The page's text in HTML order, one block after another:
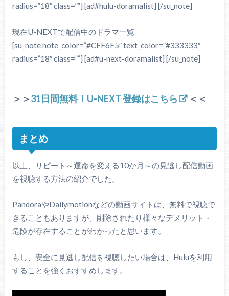
radius=”18″ class=””] [ad#hulu-doramalist] [/su_note]
現在U-NEXTで配信中のドラマ一覧
[su_note note_color=”#CEF6F5″ text_color=”#333333″
radius=”18″ class=””] [ad#u-next-doramalist] [/su_note]
＞＞ 31日間無料！U-NEXT 登録はこちら ＜＜
まとめ
以上、リピート～運命を変える10か月～の見逃し配信動画
を視聴する方法の紹介でした。
PandoraやDailymotionなどの動画サイトは、無料で視聴で
きることもありますが、削除されたり様々なデメリット・
危険が存在することがわかったと思います。
もし、安全に見逃し配信を視聴したい場合は、Huluを利用
することを強くおすすめします。